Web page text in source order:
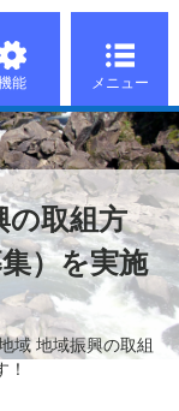
能 メニュー
の取組方
）を実施
域 地域振興の取組